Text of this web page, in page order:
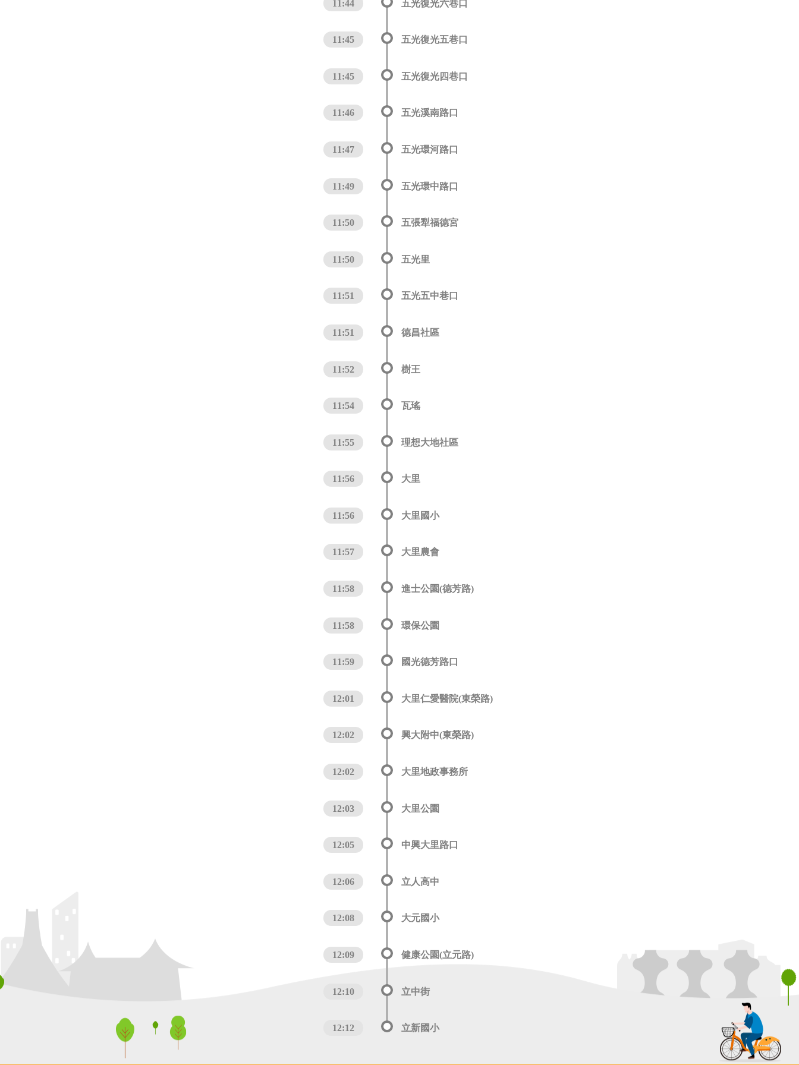
11:44 五光復光六巷口
11:45 五光復光五巷口
11:45 五光復光四巷口
11:46 五光溪南路口
11:47 五光環河路口
11:49 五光環中路口
11:50 五張犁福德宮
11:50 五光里
11:51 五光五中巷口
11:51 德昌社區
11:52 樹王
11:54 瓦瑤
11:55 理想大地社區
11:56 大里
11:56 大里國小
11:57 大里農會
11:58 進士公園(德芳路)
11:58 環保公園
11:59 國光德芳路口
12:01 大里仁愛醫院(東榮路)
12:02 興大附中(東榮路)
12:02 大里地政事務所
12:03 大里公園
12:05 中興大里路口
12:06 立人高中
12:08 大元國小
12:09 健康公園(立元路)
12:10 立中街
12:12 立新國小